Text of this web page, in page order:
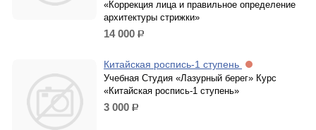
«Коррекция лица и правильное определение
архитектуры стрижки»
14 000 р.
Китайская роспись-1 ступень
Учебная Студия «Лазурный берег» Курс
«Китайская роспись-1 ступень»
3 000 р.